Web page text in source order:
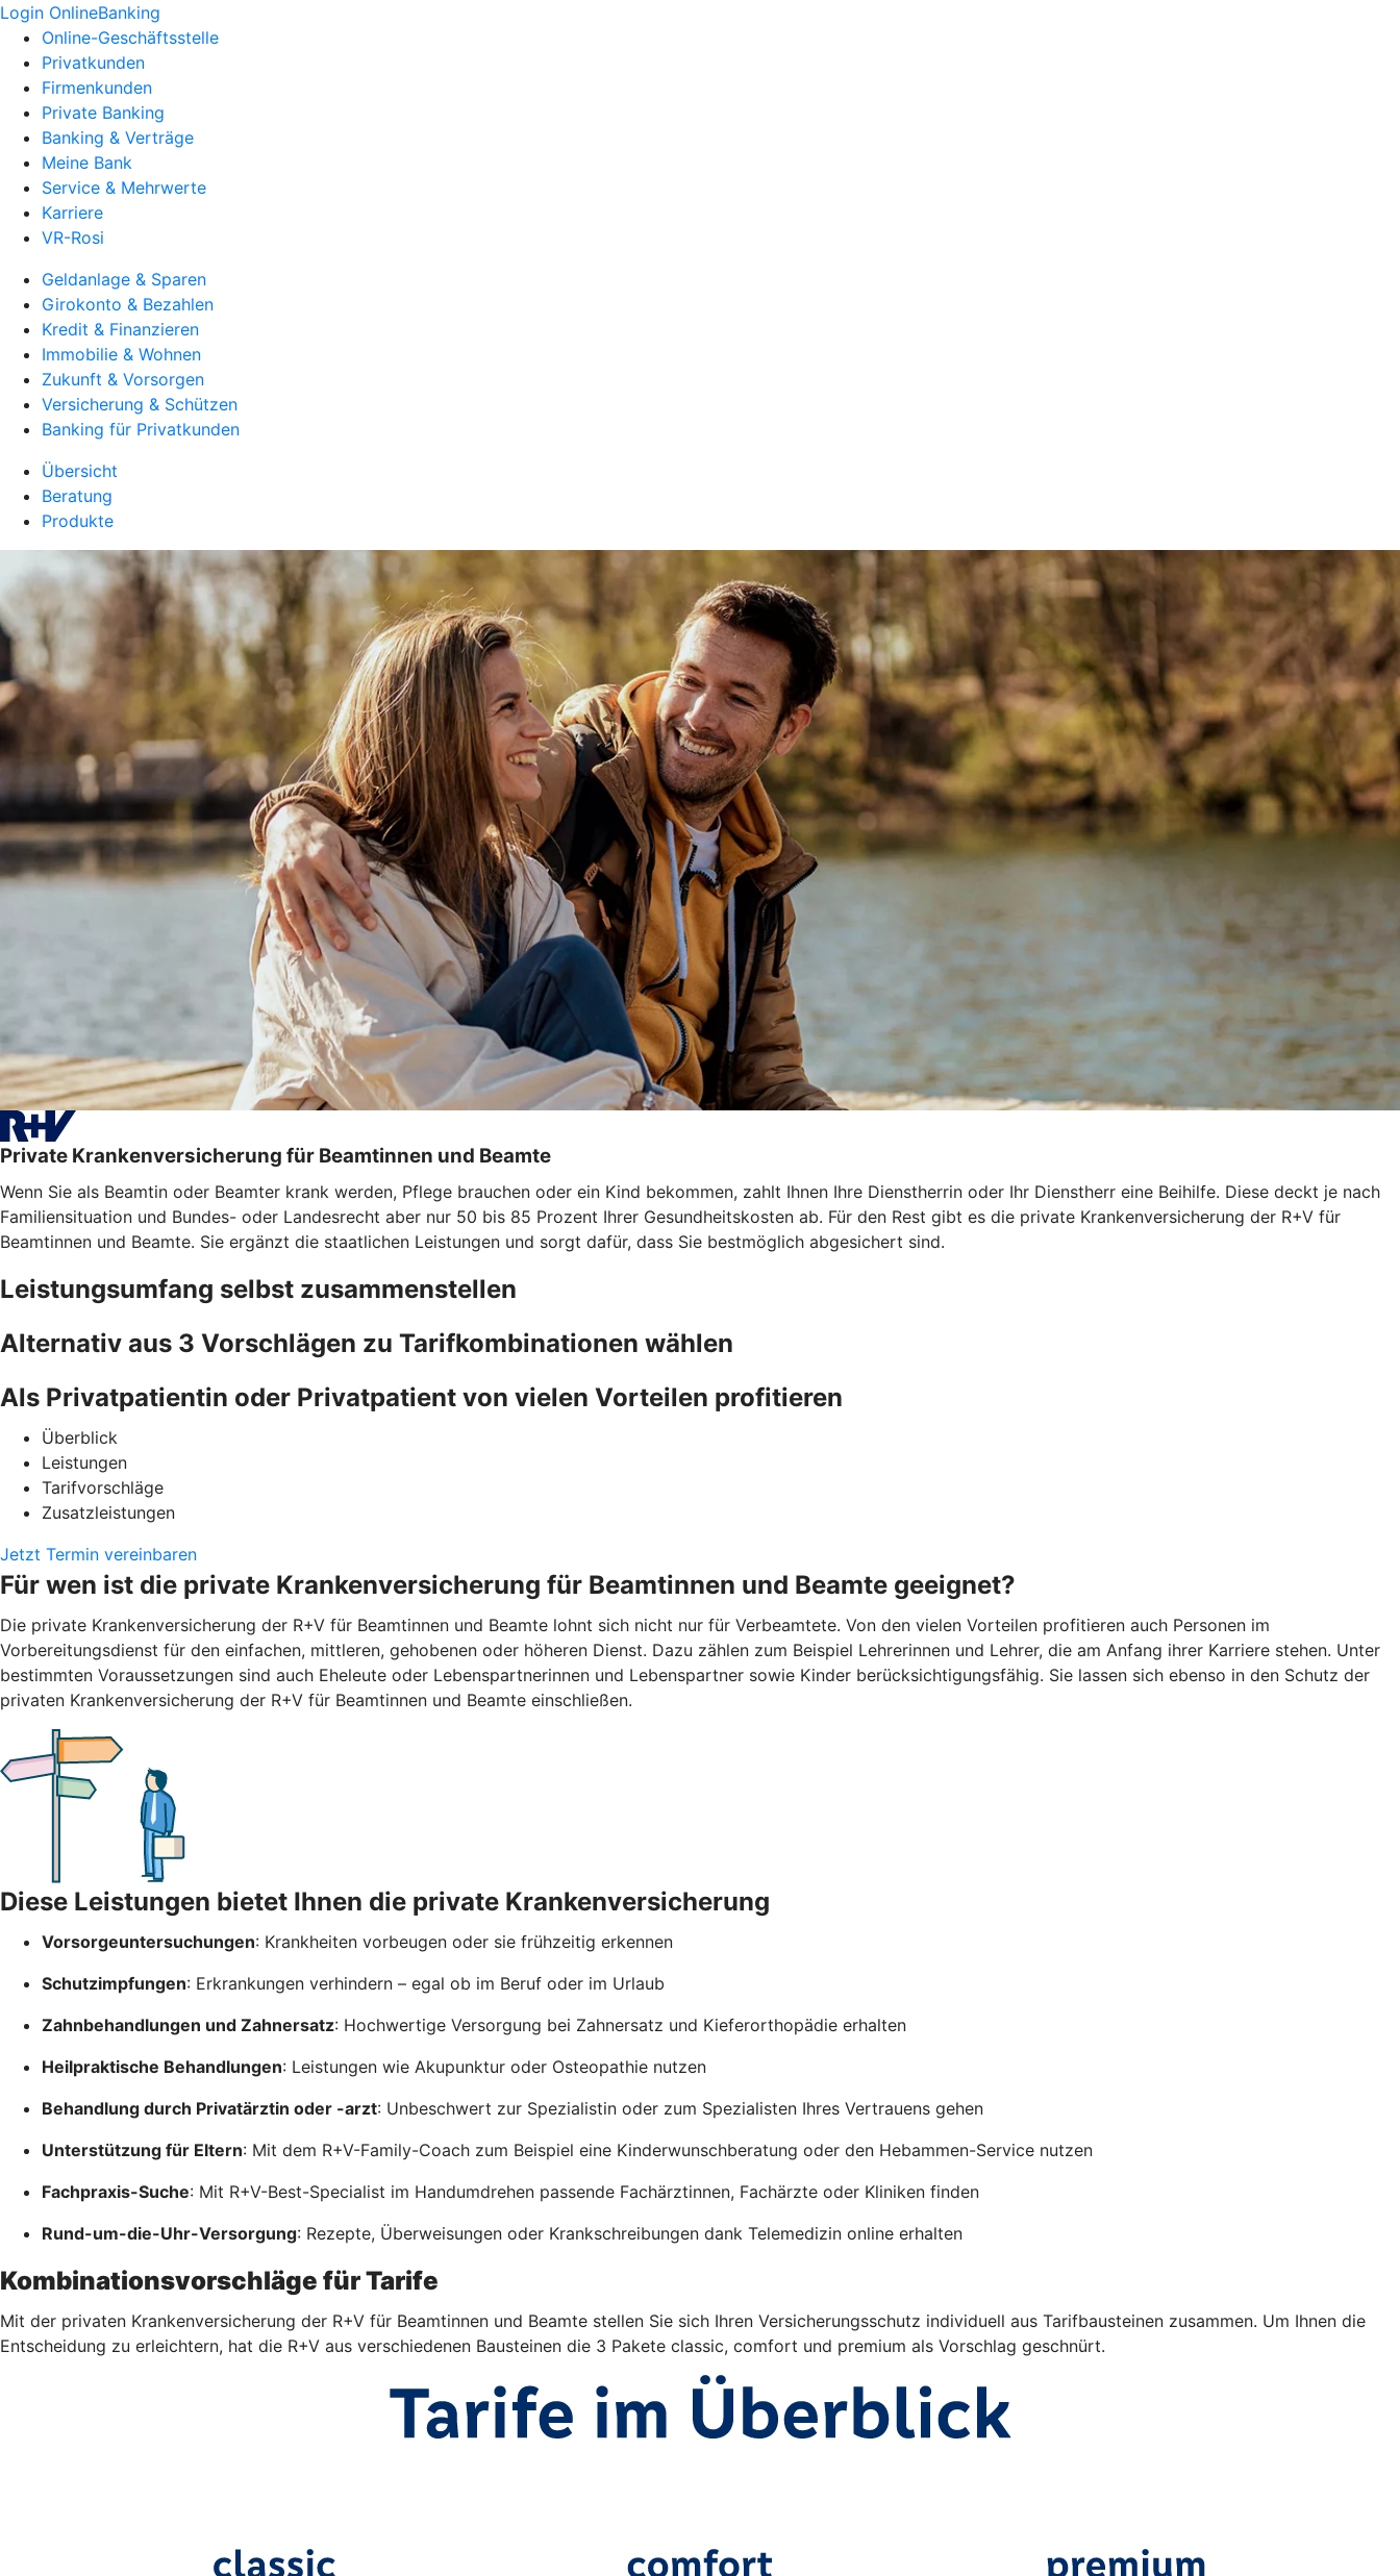
Login OnlineBanking
Online-Geschäftsstelle
Privatkunden
Firmenkunden
Private Banking
Banking & Verträge
Meine Bank
Service & Mehrwerte
Karriere
VR-Rosi
Geldanlage & Sparen
Girokonto & Bezahlen
Kredit & Finanzieren
Immobilie & Wohnen
Zukunft & Vorsorgen
Versicherung & Schützen
Banking für Privatkunden
Übersicht
Beratung
Produkte
Private Krankenversicherung für Beamtinnen und Beamte
Wenn Sie als Beamtin oder Beamter krank werden, Pflege brauchen oder ein Kind bekommen, zahlt Ihnen Ihre Dienstherrin oder Ihr Dienstherr eine Beihilfe. Diese deckt je nach
Familiensituation und Bundes- oder Landesrecht aber nur 50 bis 85 Prozent Ihrer Gesundheitskosten ab. Für den Rest gibt es die private Krankenversicherung der R+V für
Beamtinnen und Beamte. Sie ergänzt die staatlichen Leistungen und sorgt dafür, dass Sie bestmöglich abgesichert sind.
Leistungsumfang selbst zusammenstellen
Alternativ aus 3 Vorschlägen zu Tarifkombinationen wählen
Als Privatpatientin oder Privatpatient von vielen Vorteilen profitieren
Überblick
Leistungen
Tarifvorschläge
Zusatzleistungen
Jetzt Termin vereinbaren
Für wen ist die private Krankenversicherung für Beamtinnen und Beamte geeignet?
Die private Krankenversicherung der R+V für Beamtinnen und Beamte lohnt sich nicht nur für Verbeamtete. Von den vielen Vorteilen profitieren auch Personen im
Vorbereitungsdienst für den einfachen, mittleren, gehobenen oder höheren Dienst. Dazu zählen zum Beispiel Lehrerinnen und Lehrer, die am Anfang ihrer Karriere stehen. Unter
bestimmten Voraussetzungen sind auch Eheleute oder Lebenspartnerinnen und Lebenspartner sowie Kinder berücksichtigungsfähig. Sie lassen sich ebenso in den Schutz der
privaten Krankenversicherung der R+V für Beamtinnen und Beamte einschließen.
Diese Leistungen bietet Ihnen die private Krankenversicherung
Vorsorgeuntersuchungen: Krankheiten vorbeugen oder sie frühzeitig erkennen
Schutzimpfungen: Erkrankungen verhindern – egal ob im Beruf oder im Urlaub
Zahnbehandlungen und Zahnersatz: Hochwertige Versorgung bei Zahnersatz und Kieferorthopädie erhalten
Heilpraktische Behandlungen: Leistungen wie Akupunktur oder Osteopathie nutzen
Behandlung durch Privatärztin oder -arzt: Unbeschwert zur Spezialistin oder zum Spezialisten Ihres Vertrauens gehen
Unterstützung für Eltern: Mit dem R+V-Family-Coach zum Beispiel eine Kinderwunschberatung oder den Hebammen-Service nutzen
Fachpraxis-Suche: Mit R+V-Best-Specialist im Handumdrehen passende Fachärztinnen, Fachärzte oder Kliniken finden
Rund-um-die-Uhr-Versorgung: Rezepte, Überweisungen oder Krankschreibungen dank Telemedizin online erhalten
Kombinationsvorschläge für Tarife
Mit der privaten Krankenversicherung der R+V für Beamtinnen und Beamte stellen Sie sich Ihren Versicherungsschutz individuell aus Tarifbausteinen zusammen. Um Ihnen die
Entscheidung zu erleichtern, hat die R+V aus verschiedenen Bausteinen die 3 Pakete classic, comfort und premium als Vorschlag geschnürt.